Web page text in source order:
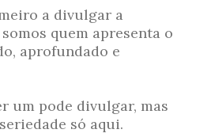
a divulgar a
quem apresenta o
aprofundado e
um pode divulgar, mas
só aqui.